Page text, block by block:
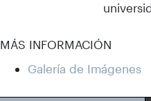
MÁS INFORMACIÓN
Galería de Imágenes